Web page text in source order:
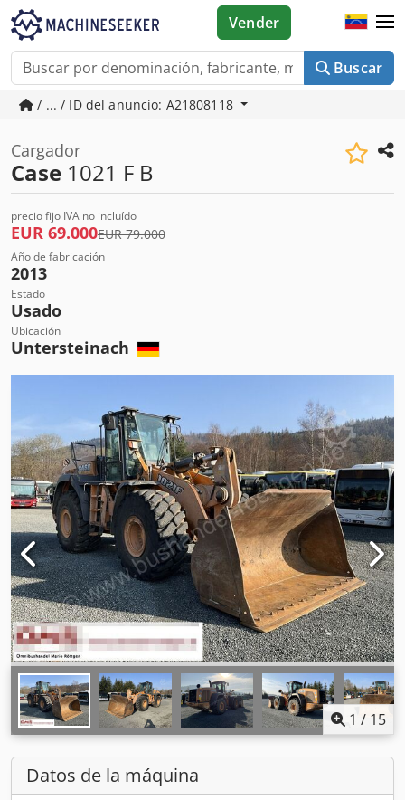
Buscar
Vender
/ ... / ID del anuncio: A21808118
Cargador
Case 1021 F B
precio fijo IVA no incluído
EUR 69.000EUR 79.000
Año de fabricación
2013
Estado
Usado
Ubicación
Untersteinach
1 / 15
Datos de la máquina